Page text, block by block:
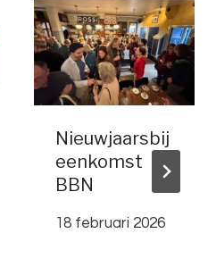
Nieuwjaarsbij
eenkomst
BBN
18 februari 2026